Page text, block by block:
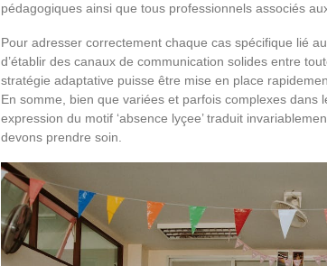
pédagogiques ainsi que tous professionnels associés
Pour adresser correctement chaque cas spécifique lié
d’établir des canaux de communication solides entre
stratégie adaptative puisse être mise en place
En somme, bien que variées et parfois complexes dans
expression du motif ‘absence lyçee’ traduit
devons prendre soin.